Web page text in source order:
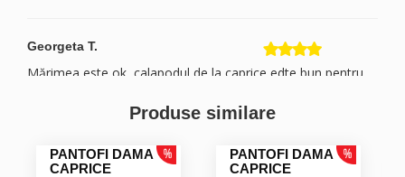
Georgeta T.
Mărimea este ok, calapodul de la caprice edte bun pentru
de pe alte site-uri la preț mai mic. Nu ma așteptam ca la
Produse similare
PANTOFI DAMA
CAPRICE
PANTOFI DAMA
CAPRICE